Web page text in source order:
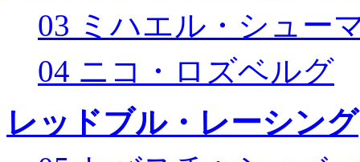
03 ミハエル・シュー
04 ニコ・ロズベルグ
レッドブル・レーシング